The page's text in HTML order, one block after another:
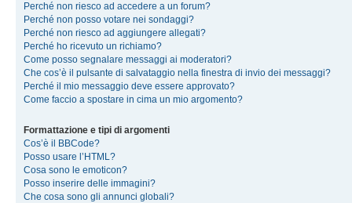
Perché non riesco ad accedere a un forum?
Perché non posso votare nei sondaggi?
Perché non riesco ad aggiungere allegati?
Perché ho ricevuto un richiamo?
Come posso segnalare messaggi ai moderatori?
Che cos’è il pulsante di salvataggio nella finestra di invio dei messaggi?
Perché il mio messaggio deve essere approvato?
Come faccio a spostare in cima un mio argomento?
Formattazione e tipi di argomenti
Cos’è il BBCode?
Posso usare l’HTML?
Cosa sono le emoticon?
Posso inserire delle immagini?
Che cosa sono gli annunci globali?